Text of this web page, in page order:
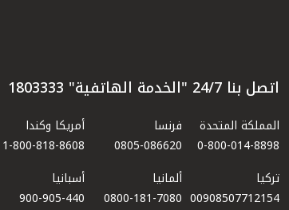
اتصل بنا 24/7 "الخدمة الهاتفية" 1803333
المملكة المتحدة
0-800-014-8898
فرنسا
0805-086620
أمريكا وكندا
1-800-818-8608
تركيا
00908507712154​
ألمانيا
0800-181-7080
أسبانيا
900-905-440